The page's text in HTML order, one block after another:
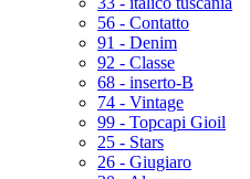
56 - Contatto
91 - Denim
92 - Classe
68 - inserto-B
74 - Vintage
99 - Topcapi Gioil
25 - Stars
26 - Giugiaro